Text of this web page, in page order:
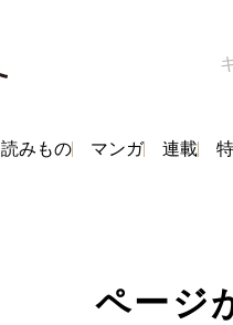
読みもの マンガ 連載
ページ